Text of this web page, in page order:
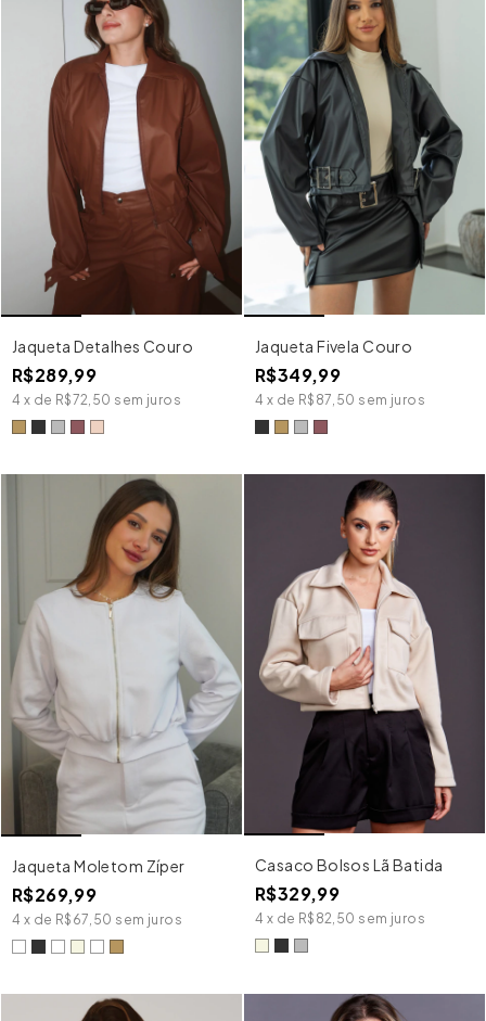
Jaqueta Detalhes Couro
R$289,99
4 x de R$72,50 sem juros
Jaqueta Fivela Couro
R$349,99
4 x de R$87,50 sem juros
Jaqueta Moletom Zíper
R$269,99
4 x de R$67,50 sem juros
Casaco Bolsos Lã Batida
R$329,99
4 x de R$82,50 sem juros